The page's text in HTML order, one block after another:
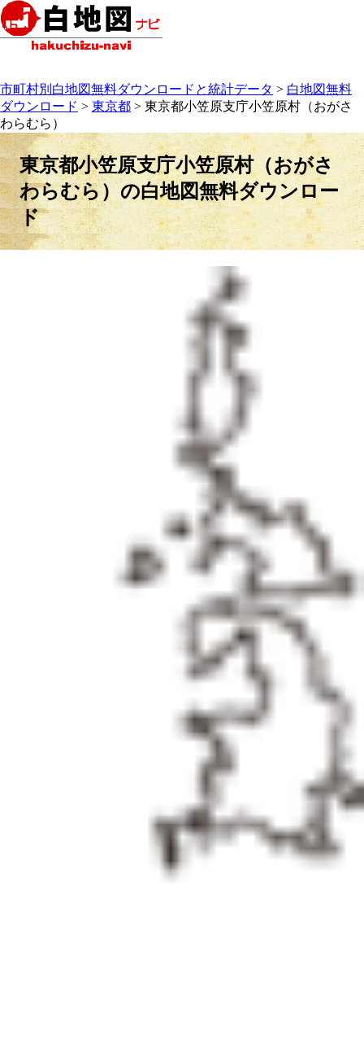
市町村別白地図無料ダウンロードと統計データ > 白地図無料
ダウンロード > 東京都 > 東京都小笠原支庁小笠原村（おがさ
わらむら）
東京都小笠原支庁小笠原村（おがさ
わらむら）の白地図無料ダウンロー
ド